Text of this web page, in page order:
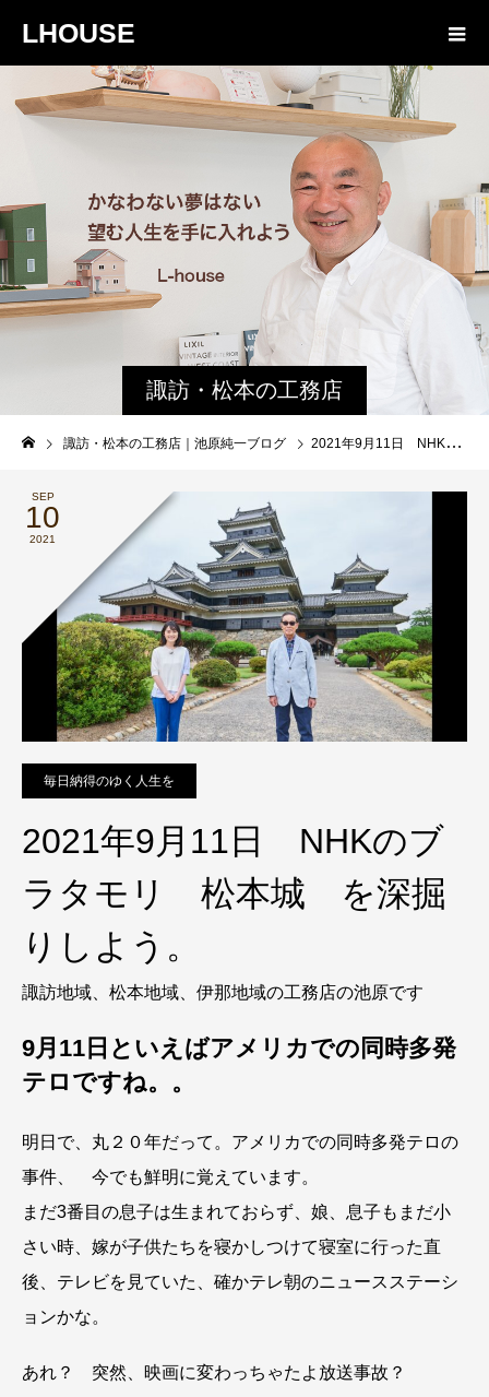
LHOUSE
諏訪・松本の工務店
の社長ブログ｜家族
諏訪・松本の工務店｜池原純一ブログ 2021年9月11日 NHKのブラタモリ 松本城 を深掘りしよう。
SEP
10
2021
毎日納得のゆく人生を
2021年9月11日 NHKのブ
ラタモリ 松本城 を深掘
りしよう。
諏訪地域、松本地域、伊那地域の工務店の池原です
9月11日といえばアメリカでの同時多発
テロですね。。
明日で、丸２０年だって。アメリカでの同時多発テロの
事件、 今でも鮮明に覚えています。
まだ3番目の息子は生まれておらず、娘、息子もまだ小
さい時、嫁が子供たちを寝かしつけて寝室に行った直
後、テレビを見ていた、確かテレ朝のニュースステーシ
ョンかな。
あれ？ 突然、映画に変わっちゃたよ放送事故？